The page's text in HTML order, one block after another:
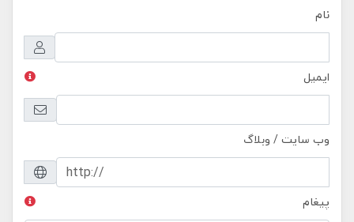
نام
ایمیل
وب سایت / وبلاگ
پیغام